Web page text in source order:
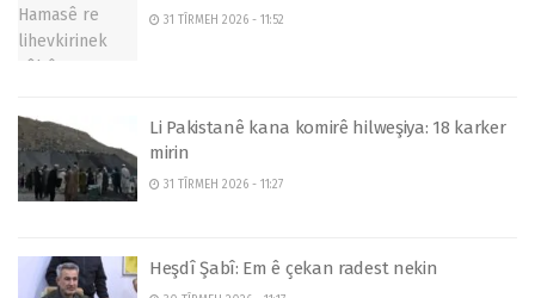
31 TÎRMEH 2026 - 11:52
Li Pakistanê kana komirê hilweşiya: 18 karker
mirin
31 TÎRMEH 2026 - 11:27
Heşdî Şabî: Em ê çekan radest nekin